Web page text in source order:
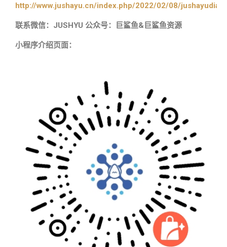
http://www.jushayu.cn/index.php/2022/02/08/
联系微信：JUSHYU 公众号：巨鲨鱼&巨鲨鱼资源
小程序介绍页面：